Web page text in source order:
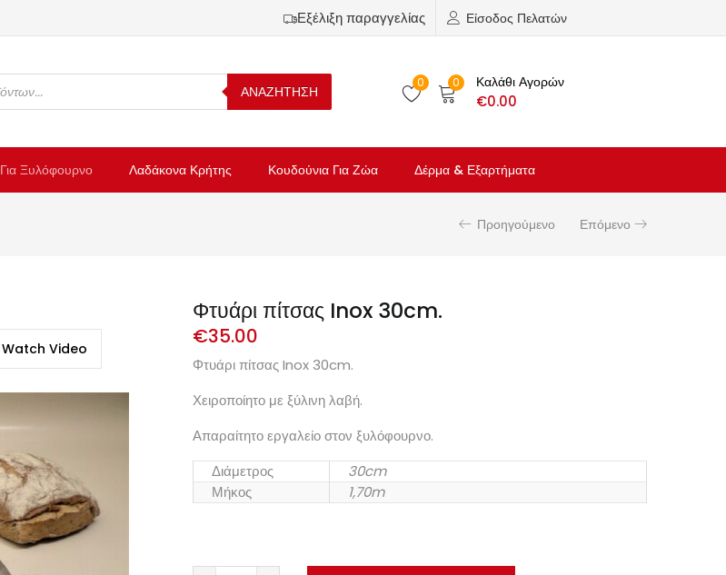
Εξέλιξη παραγγελίας Είσοδος Πελατών
ΑΝΑΖΗΤΗΣΗ
0 0 Καλάθι Αγορών
€0.00
Για Ξυλόφουρνο Λαδάκονα Κρήτης Κουδούνια Για Ζώα Δέρμα & Εξαρτήματα
Προηγούμενο Επόμενο
Watch Video
Φτυάρι πίτσας Inox 30cm.
€35.00
Φτυάρι πίτσας Inox 30cm.
Χειροποίητο με ξύλινη λαβή.
Απαραίτητο εργαλείο στον ξυλόφουρνο.
Διάμετρος
30cm
Μήκος
1,70m